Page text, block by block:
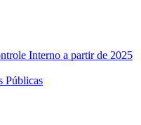
Interno a partir de 2025
Públicas